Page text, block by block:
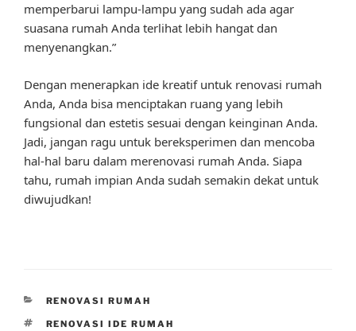
memperbarui lampu-lampu yang sudah ada agar
suasana rumah Anda terlihat lebih hangat dan
menyenangkan.”
Dengan menerapkan ide kreatif untuk renovasi rumah
Anda, Anda bisa menciptakan ruang yang lebih
fungsional dan estetis sesuai dengan keinginan Anda.
Jadi, jangan ragu untuk bereksperimen dan mencoba
hal-hal baru dalam merenovasi rumah Anda. Siapa
tahu, rumah impian Anda sudah semakin dekat untuk
diwujudkan!
CATEGORIES
RENOVASI RUMAH
TAGS
RENOVASI IDE RUMAH